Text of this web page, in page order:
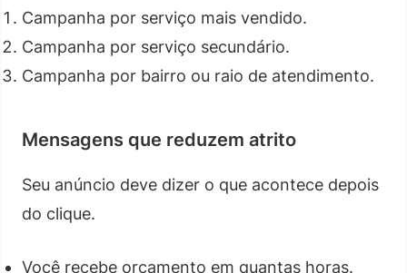
Campanha por serviço mais vendido.
Campanha por serviço secundário.
Campanha por bairro ou raio de atendimento.
Mensagens que reduzem atrito
Seu anúncio deve dizer o que acontece depois
do clique.
Você recebe orçamento em quantas horas.